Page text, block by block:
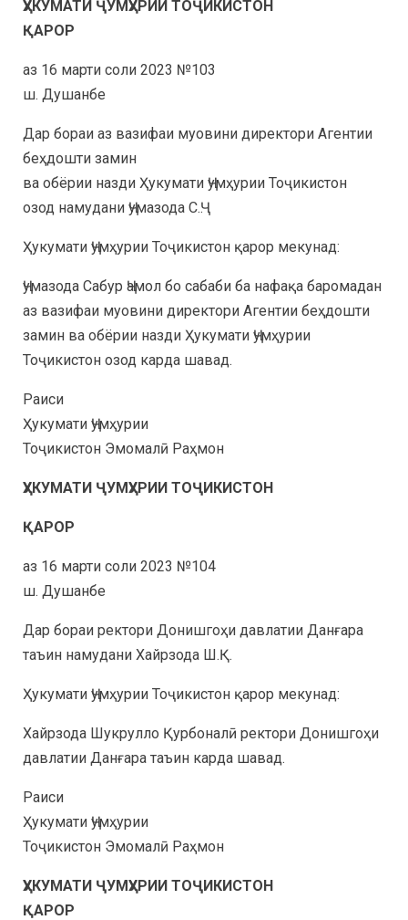
ҲУКУМАТИ ҶУМҲУРИИ ТОҶИКИСТОН
ҚАРОР
аз 16 марти соли 2023 №103
ш. Душанбе
Дар бораи аз вазифаи муовини директори Агентии
беҳдошти замин
ва обёрии назди Ҳукумати Ҷумҳурии Тоҷикистон
озод намудани Ҷумазода С.Ҷ.
Ҳукумати Ҷумҳурии Тоҷикистон қарор мекунад:
Ҷумазода Сабур Ҷамол бо сабаби ба нафақа баромадан
аз вазифаи муовини директори Агентии беҳдошти
замин ва обёрии назди Ҳукумати Ҷумҳурии
Тоҷикистон озод карда шавад.
Раиси
Ҳукумати Ҷумҳурии
Тоҷикистон Эмомалӣ Раҳмон
ҲУКУМАТИ ҶУМҲУРИИ ТОҶИКИСТОН
ҚАРОР
аз 16 марти соли 2023 №104
ш. Душанбе
Дар бораи ректори Донишгоҳи давлатии Данғара
таъин намудани Хайрзода Ш.Қ.
Ҳукумати Ҷумҳурии Тоҷикистон қарор мекунад:
Хайрзода Шукрулло Қурбоналӣ ректори Донишгоҳи
давлатии Данғара таъин карда шавад.
Раиси
Ҳукумати Ҷумҳурии
Тоҷикистон Эмомалӣ Раҳмон
ҲУКУМАТИ ҶУМҲУРИИ ТОҶИКИСТОН
ҚАРОР